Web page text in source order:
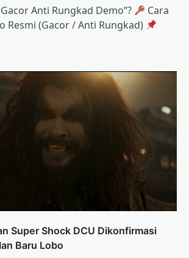
Anti Rungkad Demo”?
Cara
Resmi (Gacor / Anti Rungkad)
Super Shock DCU Dikonfirmasi
Baru Lobo